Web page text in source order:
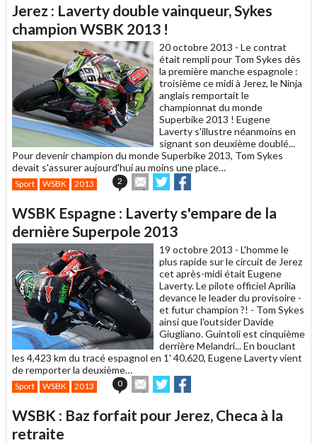
à
un
ami
Jerez : Laverty double vainqueur, Sykes
champion WSBK 2013 !
20 octobre 2013 - Le contrat
était rempli pour Tom Sykes dès
la première manche espagnole :
troisième ce midi à Jerez, le Ninja
anglais remportait le
championnat du monde
Superbike 2013 ! Eugene
Laverty s'illustre néanmoins en
signant son deuxième doublé...
Pour devenir champion du monde Superbike 2013, Tom Sykes
devait s'assurer aujourd'hui au moins une place…
Sport WSBK 2013 2
Envoyer
cet
à
un
ami
Partager
sur sur
WSBK Espagne : Laverty s'empare de la
dernière Superpole 2013
19 octobre 2013 - L'homme le
plus rapide sur le circuit de Jerez
cet après-midi était Eugene
Laverty. Le pilote officiel Aprilia
devance le leader du provisoire -
et futur champion ?! - Tom Sykes
ainsi que l'outsider Davide
Giugliano. Guintoli est cinquième
derrière Melandri... En bouclant
les 4,423 km du tracé espagnol en 1' 40.620, Eugene Laverty vient
de remporter la deuxième…
Sport WSBK 2013 0
Envoyer
cet
à
Partager
sur sur
WSBK : Baz forfait pour Jerez, Checa à la
retraite